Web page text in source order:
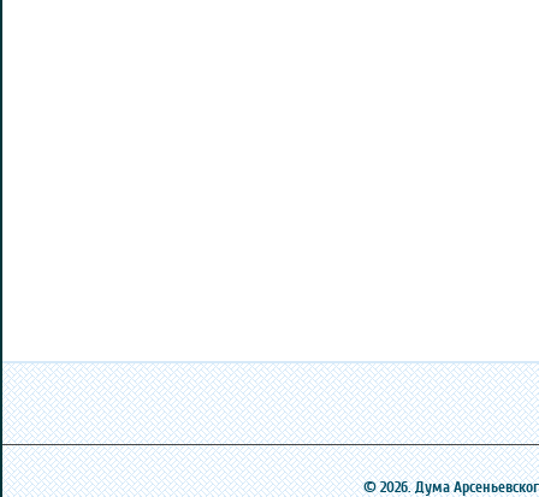
© 2026. Дума